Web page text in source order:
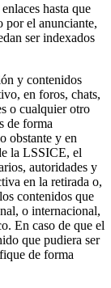
hasta que
por el anunciante,
ser indexados
y contenidos
en foros, chats,
o cualquier otro
de forma
obstante y en
la LSSICE, el
autoridades y
en la retirada o,
contenidos que
o internacional,
En caso de que el
que pudiera ser
de forma